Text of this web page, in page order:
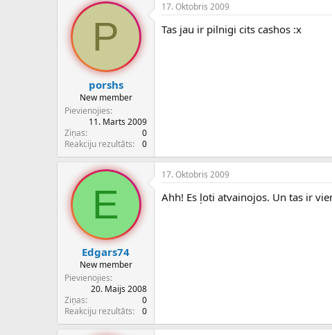
P
porshs
New member
Pievienojies
11. Marts 2009
Ziņas
0
Reakciju rezultāts
0
17. Oktobris 2009
Tas jau ir pilnigi cits cashos :x
E
Edgars74
New member
Pievienojies
20. Maijs 2008
Ziņas
0
Reakciju rezultāts
0
17. Oktobris 2009
Ahh! Es ļoti atvainojos. Un tas ir